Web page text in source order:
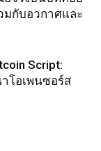
มกับอวกาศและ
Script:
โอเพนซอร์ส